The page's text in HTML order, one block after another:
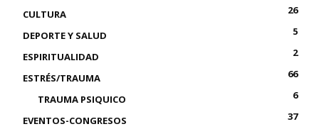
CULTURA
26
DEPORTE Y SALUD
5
ESPIRITUALIDAD
2
ESTRÉS/TRAUMA
66
TRAUMA PSIQUICO
6
EVENTOS-CONGRESOS
37